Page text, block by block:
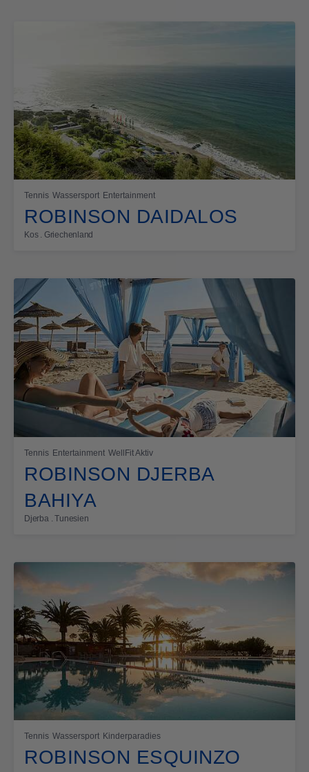
Tennis Wassersport Entertainment
ROBINSON DAIDALOS
Kos . Griechenland
Tennis Entertainment WellFit Aktiv
ROBINSON DJERBA
BAHIYA
Djerba . Tunesien
Tennis Wassersport Kinderparadies
ROBINSON ESQUINZO